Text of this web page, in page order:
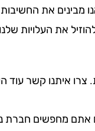
מבינים את החשיבות
את העלויות
איתנו קשר עוד
מחפשים חברת